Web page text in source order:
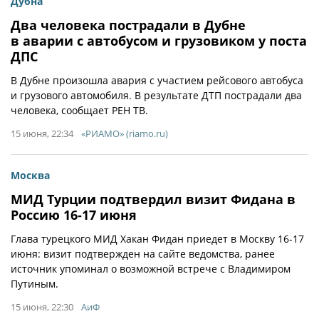
Два человека пострадали в Дубне
в аварии с автобусом и грузовиком у поста
ДПС
В Дубне произошла авария с участием рейсового автобуса
и грузового автомобиля. В результате ДТП пострадали два
человека, сообщает РЕН ТВ.
15 июня, 22:34 «РИАМО» (riamo.ru)
Москва
МИД Турции подтвердил визит Фидана в
Россию 16-17 июня
Глава турецкого МИД Хакан Фидан приедет в Москву 16-17
июня: визит подтвержден на сайте ведомства, ранее
источник упоминал о возможной встрече с Владимиром
Путиным.
15 июня, 22:30 АиФ